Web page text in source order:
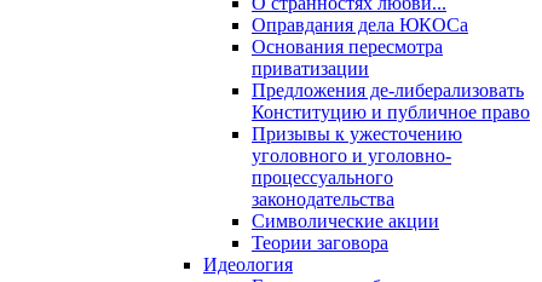
Оправдания дела ЮКОСа
Основания пересмотра
приватизации
Предложения де-либерализовать
Конституцию и публичное право
Призывы к ужесточению
уголовного и уголовно-
процессуального
законодательства
Символические акции
Теории заговора
Идеология